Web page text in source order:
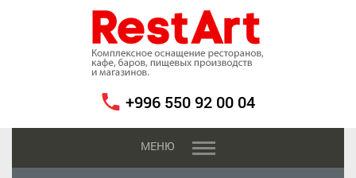
+996 550 92 00 04
МЕНЮ